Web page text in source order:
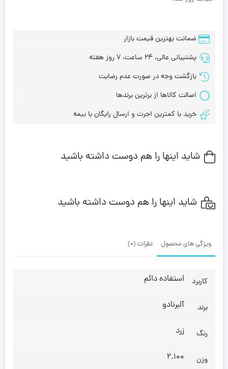
ضمانت بهترین قیمت بازار
پشتیبانی عالی، 24 ساعت، 7 روز هفته
بازگشت وجه در صورت عدم رضایت
اصالت کالاها از برترین برندها
خرید با کمترین اجرت و ارسال رایگان با بیمه
شاید اینها را هم دوست داشته باشید
شاید اینها را هم دوست داشته باشید
ویژگی های محصول نظرات (0)
کاربرد استفاده دائم
برند آلبرنادو
رنگ زرد
وزن 2.100